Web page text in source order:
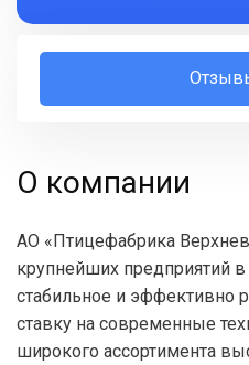
О компании
АО «Птицефабрика
крупнейших предприятий
стабильное и
ставку на современные
широкого ассортимента